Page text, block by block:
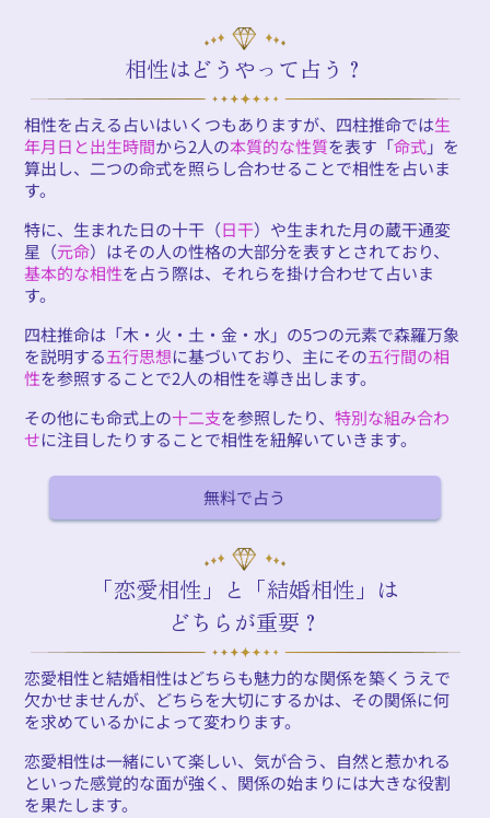
相性はどうやって占う？
相性を占える占いはいくつもありますが、四柱推命では生
年月日と出生時間から2人の本質的な性質を表す「命式」を
算出し、二つの命式を照らし合わせることで相性を占いま
す。
特に、生まれた日の十干（日干）や生まれた月の蔵干通変
星（元命）はその人の性格の大部分を表すとされており、
基本的な相性を占う際は、それらを掛け合わせて占いま
す。
四柱推命は「木・火・土・金・水」の5つの元素で森羅万象
を説明する五行思想に基づいており、主にその五行間の相
性を参照することで2人の相性を導き出します。
その他にも命式上の十二支を参照したり、特別な組み合わ
せに注目したりすることで相性を紐解いていきます。
無料で占う
「恋愛相性」と「結婚相性」は
どちらが重要？
恋愛相性と結婚相性はどちらも魅力的な関係を築くうえで
欠かせませんが、どちらを大切にするかは、その関係に何
を求めているかによって変わります。
恋愛相性は一緒にいて楽しい、気が合う、自然と惹かれる
といった感覚的な面が強く、関係の始まりには大きな役割
を果たします。